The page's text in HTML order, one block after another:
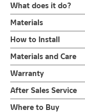
What does it do?
ก๊อกซิ้งค์น้ำเย็น ล้างจา
เป็นทรงโค้ง ก้านเปิด-
เหลืองคุณภาพดี รับประ
ก็อกซิ้งค์ล้างจาน ทรงโค้
แรง ต้านการกัดกร่อนสู
งวงก๊อกให้เป็นทรงโค้งสู
จานนั้นง่ายขึ้น สะดวกต่อ
ภาชนะเป็นเรื่องง่ายแล
Materials
Faucets
ผลิตจาก สแตนเลสเกรด
How to Install
ข้อแนะนำในการติดตั้ง
ฝักบัว และ ชุดสายฉีดชำ
สำหรับการติดตั้งใหม่ ใ
ตั้งสินค้า โดยปล่อยน้ำให้
พาเศษละอองต่างๆ ออก
สินค้าและสร้างความเสีย
Materials and Care
คำแนะนำในการดูแลรัก
1. ไม่ทำสินค้าให้เกิดควา
ทำตก ไม่งัดหรือโยกสินค้า
2. ทำความสะอาดสินค้า
Warranty
รับประกันไส้วาล์ว ไม่รั่วซึ
After Sales Service
Online Platform
Where to Buy